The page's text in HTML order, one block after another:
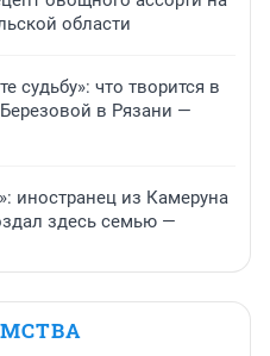
области
судьбу»: что творится в
в Рязани —
иностранец из Камеруна
здесь семью —